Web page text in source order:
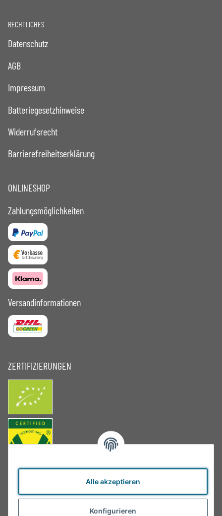
Alle akzeptieren
Konfigurieren
RECHTLICHES
Datenschutz
AGB
Impressum
Batteriegesetzhinweise
Widerrufsrecht
Barrierefreiheitserklärung
ONLINESHOP
Zahlungsmöglichkeiten
Versandinformationen
ZERTIFIZIERUNGEN